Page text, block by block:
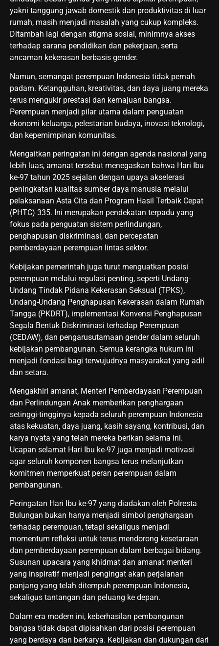
yakni tanggung jawab domestik dan produktivitas di luar
rumah, masih menjadi masalah yang cukup kompleks.
Ditambah lagi dengan stigma sosial, minimnya akses
terhadap sarana pendidikan dan pekerjaan, serta
ancaman kekerasan berbasis gender.
Namun, semangat perempuan Indonesia tidak pernah
padam. Ketangguhan, kreativitas, dan daya juang mereka
terus mengukir prestasi dan kemajuan bangsa.
Perempuan menjadi pilar utama dalam penguatan
ekonomi keluarga, pelestarian budaya, inovasi teknologi,
dan kepemimpinan komunitas.
Mengaitkan peringatan ini dengan agenda nasional yang
lebih luas, amanat tersebut menegaskan bahwa Hari Ibu
ke-97 tahun 2025 sejalan dengan upaya akselerasi
peningkatan kualitas sumber daya manusia melalui
pelaksanaan Asta Cita dan Program Hasil Terbaik Cepat
(PHTC) 335. Ini merupakan pendekatan terpadu yang
fokus pada penguatan sistem perlindungan,
penghapusan diskriminasi, dan percepatan
pemberdayaan perempuan lintas sektor.
Kebijakan pemerintah juga turut menguatkan posisi
perempuan melalui regulasi penting, seperti Undang-
Undang Tindak Pidana Kekerasan Seksual (TPKS),
Undang-Undang Penghapusan Kekerasan dalam Rumah
Tangga (PKDRT), implementasi Konvensi Penghapusan
Segala Bentuk Diskriminasi terhadap Perempuan
(CEDAW), dan pengarusutamaan gender dalam seluruh
kebijakan pembangunan. Semua kerangka hukum ini
menjadi fondasi bagi terwujudnya masyarakat yang adil
dan setara.
Mengakhiri amanat, Menteri Pemberdayaan Perempuan
dan Perlindungan Anak memberikan penghargaan
setinggi-tingginya kepada seluruh perempuan Indonesia
atas kekuatan, daya juang, kasih sayang, kontribusi, dan
karya nyata yang telah mereka berikan selama ini.
Ucapan selamat Hari Ibu ke-97 juga menjadi motivasi
agar seluruh komponen bangsa terus melanjutkan
komitmen memperkuat peran perempuan dalam
pembangunan.
Peringatan Hari Ibu ke-97 yang diadakan oleh Polresta
Bulungan bukan hanya menjadi simbol penghargaan
terhadap perempuan, tetapi sekaligus menjadi
momentum refleksi untuk terus mendorong kesetaraan
dan pemberdayaan perempuan dalam berbagai bidang.
Susunan upacara yang khidmat dan amanat menteri
yang inspiratif menjadi pengingat akan perjalanan
panjang yang telah ditempuh perempuan Indonesia,
sekaligus tantangan dan peluang ke depan.
Dalam era modern ini, keberhasilan pembangunan
bangsa tidak dapat dipisahkan dari posisi perempuan
yang berdaya dan berkarya. Kebijakan dan dukungan dari